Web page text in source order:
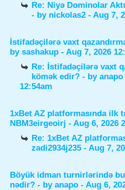
Re: Niyə Dominolar
- by nickolas2 - Aug 7,
İstifadəçilərə vaxt
by sashakup - Aug 7, 2026
Re: İstifadəçilərə vaxt
kömək edir? - byanapo
12:54am
1xBet AZ platformasında ilk
NBM3eirgeoirj - Aug 6, 2026
Re: 1xBet AZ
zadi2934j235 - Aug 7,
Böyük idman turnirlərində
nədir? - by anapo - Aug 6,